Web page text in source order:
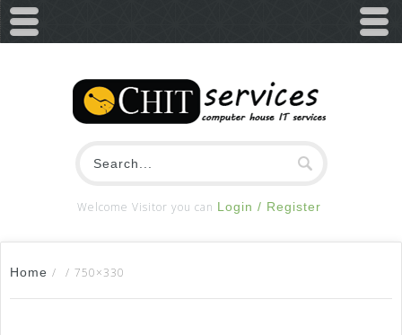
Welcome Visitor you can Login / Register
Home / / 750×330